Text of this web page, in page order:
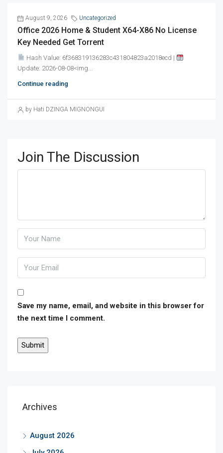
August 9, 2026 Uncategorized
Office 2026 Home & Student X64-X86 No License
Key Needed Gеt Torrent
Hash Value: 6f368319136283c431804823a2018ecd |
Update: 2026-08-08<img...
Continue reading
by Hati DZINGA MIGNONGUI
Join The Discussion
Save my name, email, and website in this browser for
the next time I comment.
Archives
August 2026